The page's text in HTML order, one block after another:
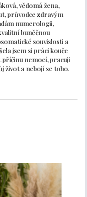
vědomá žena,
průvodce zdravým
numerologii,
buněčnou
souvislosti a
jsem si práci kouče
nemocí, pracuji
život a nebojí se toho.